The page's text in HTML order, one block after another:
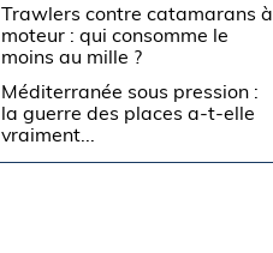
Trawlers contre catamarans à
moteur : qui consomme le
moins au mille ?
Méditerranée sous pression :
la guerre des places a-t-elle
vraiment...